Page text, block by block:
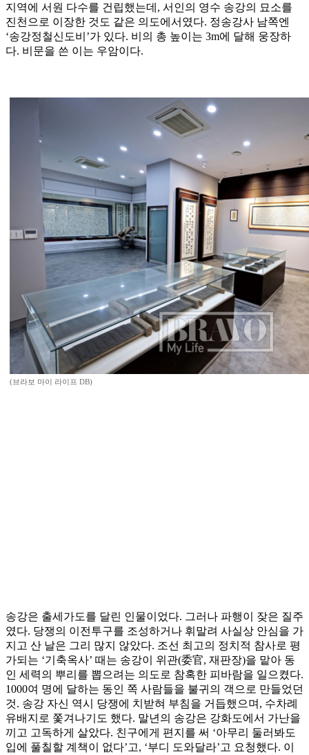
지역에 서원 다수를 건립했는데, 서인의 영수 송강의 묘소를
진천으로 이장한 것도 같은 의도에서였다. 정송강사 남쪽엔
‘송강정철신도비’가 있다. 비의 총 높이는 3m에 달해 웅장하
다. 비문을 쓴 이는 우암이다.
(브라보 마이 라이프 DB)
송강은 출세가도를 달린 인물이었다. 그러나 파행이 잦은 질주
였다. 당쟁의 이전투구를 조성하거나 휘말려 사실상 안심을 가
지고 산 날은 그리 많지 않았다. 조선 최고의 정치적 참사로 평
가되는 ‘기축옥사’ 때는 송강이 위관(委官, 재판장)을 맡아 동
인 세력의 뿌리를 뽑으려는 의도로 참혹한 피바람을 일으켰다.
1000여 명에 달하는 동인 쪽 사람들을 불귀의 객으로 만들었던
것. 송강 자신 역시 당쟁에 치받혀 부침을 거듭했으며, 수차례
유배지로 쫓겨나기도 했다. 말년의 송강은 강화도에서 가난을
끼고 고독하게 살았다. 친구에게 편지를 써 ‘아무리 둘러봐도
입에 풀칠할 계책이 없다’고, ‘부디 도와달라’고 요청했다. 이